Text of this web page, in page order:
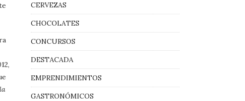
CERVEZAS
CHOCOLATES
CONCURSOS
DESTACADA
EMPRENDIMIENTOS
GASTRONÓMICOS